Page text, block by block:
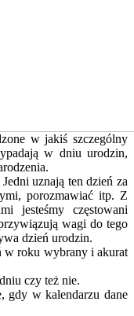
w jakiś szczególny
w dniu urodzin,
uznają ten dzień za
porozmawiać itp. Z
jesteśmy częstowani
wagi do tego
dzień urodzin.
w roku wybrany i akurat
czy też nie.
gdy w kalendarzu dane